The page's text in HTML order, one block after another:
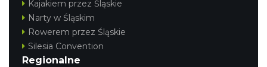
Kajakiem przez Śląskie
Narty w Śląskim
Rowerem przez Śląskie
Silesia Convention
Regionalne